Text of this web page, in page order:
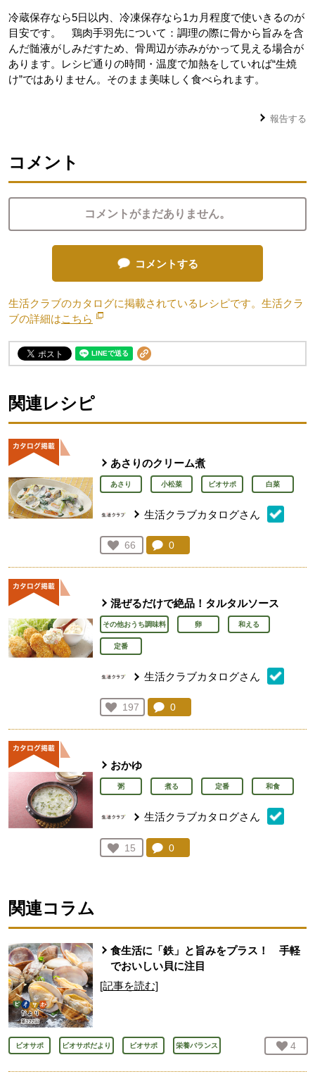
冷蔵保存なら5日以内、冷凍保存なら1カ月程度で使いきるのが
目安です。 鶏肉手羽先について：調理の際に骨から旨みを含
んだ髄液がしみだすため、骨周辺が赤みがかって見える場合が
あります。レシピ通りの時間・温度で加熱をしていれば“生焼
け”ではありません。そのまま美味しく食べられます。
報告する
コメント
コメントがまだありません。
コメントする
生活クラブのカタログに掲載されているレシピです。生活クラ
ブの詳細はこちら 別のウィンドウで開きます。
関連レシピ
あさりのクリーム煮
あさり 小松菜 ビオサポ 白菜
生活クラブカタログさん
お気に入り登録：
66
人が登録
コメント：
0
混ぜるだけで絶品！タルタルソース
その他おうち調味料 卵 和える
定番
生活クラブカタログさん
お気に入り登録：
197
人が登録
コメント：
0
おかゆ
粥 煮る 定番 和食
生活クラブカタログさん
お気に入り登録：
15
人が登録
コメント：
0
関連コラム
食生活に「鉄」と旨みをプラス！ 手軽
でおいしい貝に注目
[記事を読む]
ビオサポ ビオサポだより ビオサポ 栄養バランス お気
4